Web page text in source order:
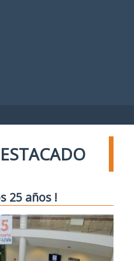
25 años !